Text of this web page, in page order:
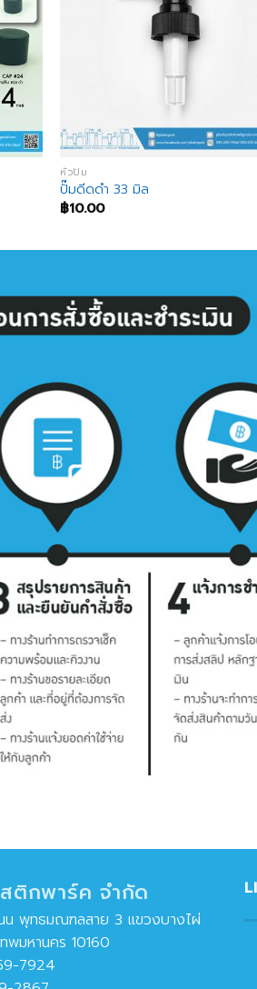
หัวปั๊ม
ปั๊มดีดดำ 33 มิล
฿10.00
ติกพาร์ค จำกัด
พุทธมณฑลสาย 3 แขวงบางไผ่
พมหานคร 10160
7924